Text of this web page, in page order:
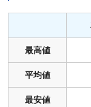
最高値
平均値
最安値